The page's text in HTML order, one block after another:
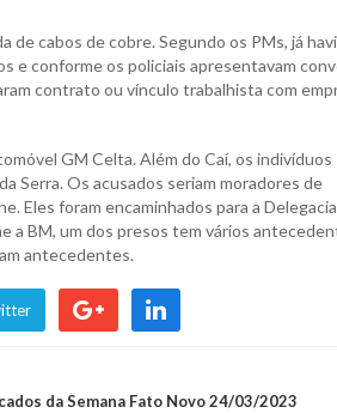
cabos de cobre. Segundo os PMs, já
e conforme os policiais apresentavam
contrato ou vínculo trabalhista com
GM Celta. Além do Caí, os indivíduos
Serra. Os acusados seriam moradores de
Eles foram encaminhados para a
a BM, um dos presos tem vários
antecedentes.
da Semana Fato Novo 24/03/2023